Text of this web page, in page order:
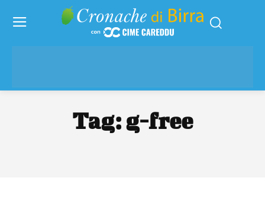
Tag:g-free